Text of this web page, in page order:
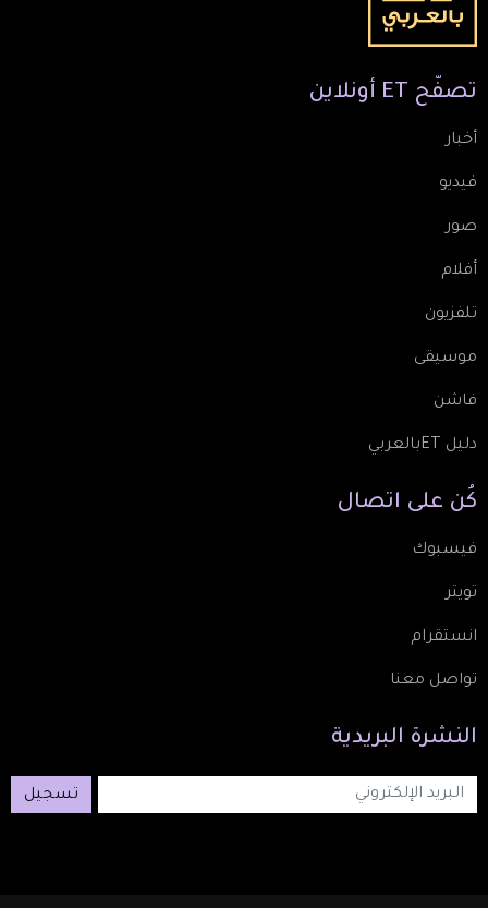
تصفّح ET أونلاين
أخبار
فيديو
صور
أفلام
تلفزيون
موسيقى
فاشن
دليل ETبالعربي
كُن على اتصال
فيسبوك
تويتر
انستقرام
تواصل معنا
النشرة البريدية
تسجيل